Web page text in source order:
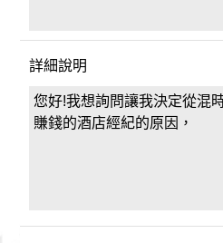
詳細說明